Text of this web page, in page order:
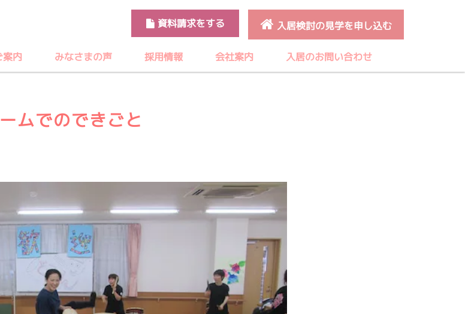
入居検討の見学を申し込む
資料請求をする
案内 みなさまの声 採用情報 会社案内 入居のお問い合わせ
ムでのできごと